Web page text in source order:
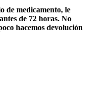
de medicamento, le
de 72 horas. No
hacemos devolución